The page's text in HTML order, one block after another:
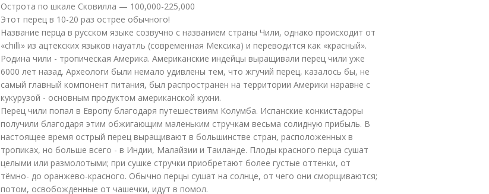
Острота по шкале Сковилла — 100,000-225,000
Этот перец в 10-20 раз острее обычного!
Название перца в русском языке созвучно с названием страны Чили, однако происходит от
«chilli» из ацтекских языков науатль (современная Мексика) и переводится как «красный».
Родина чили - тропическая Америка. Американские индейцы выращивали перец чили уже
6000 лет назад. Археологи были немало удивлены тем, что жгучий перец, казалось бы, не
самый главный компонент питания, был распространен на территории Америки наравне с
кукурузой - основным продуктом американской кухни.
Перец чили попал в Европу благодаря путешествиям Колумба. Испанские конкистадоры
получили благодаря этим обжигающим маленьким стручкам весьма солидную прибыль. В
настоящее время острый перец выращивают в большинстве стран, расположенных в
тропиках, но больше всего - в Индии, Малайзии и Таиланде. Плоды красного перца сушат
целыми или размолотыми; при сушке стручки приобретают более густые оттенки, от
тёмно- до оранжево-красного. Обычно перцы сушат на солнце, от чего они сморщиваются;
потом, освобожденные от чашечки, идут в помол.